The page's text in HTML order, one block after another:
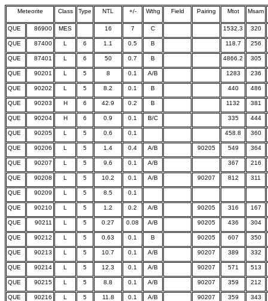
Meteorite Class Type NTL +/- Wthg Field Pairing Mtot Msam
QUE 86900 MES 16 7 C 1532.3 320
QUE 87400 L 6 1.1 0.5 B 118.7 256
QUE 87401 L 6 50 0.7 B 4866.2 305
QUE 90201 L 5 8 0.1 A/B 1283 236
QUE 90202 L 5 8.2 0.1 B 440 486
QUE 90203 H 6 42.9 0.2 B 1132 381
QUE 90204 H 6 0.9 0.1 B/C 335 444
QUE 90205 L 5 0.6 0.1 458.8 360
QUE 90206 L 5 1.4 0.4 A/B 90205 549 364
QUE 90207 L 5 9.6 0.1 A/B 367 216
QUE 90208 L 5 10.2 0.1 A/B 90207 812 311
QUE 90209 L 5 8.5 0.1
QUE 90210 L 5 1.2 0.2 A/B 90205 316 167
QUE 90211 L 5 0.27 0.08 A/B 90205 436 304
QUE 90212 L 5 0.63 0.1 B 90205 607 350
QUE 90213 L 5 10.7 0.1 A/B 90207 389 332
QUE 90214 L 5 12.3 0.1 A/B 90207 571 513
QUE 90215 L 5 8.8 0.1 A/B 90207 359 212
QUE 90216 L 5 11.8 0.1 A/B 90207 359 343